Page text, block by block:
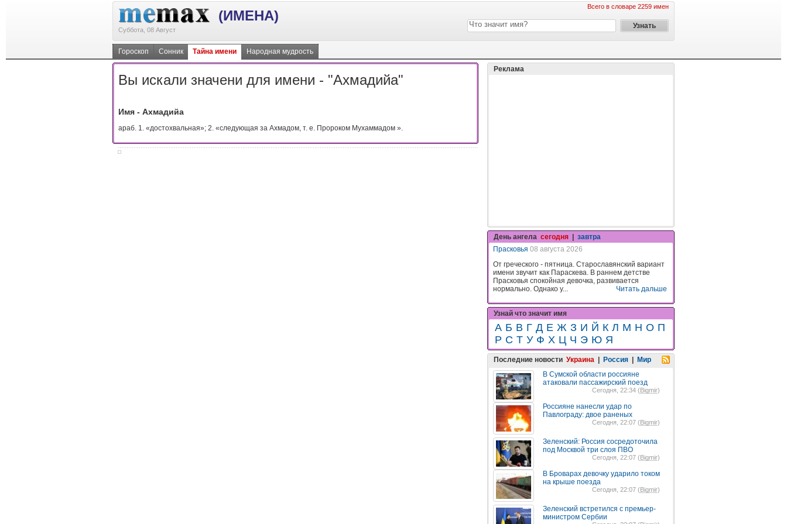
(ИМЕНА)
Суббота, 08 Август
Всего в словаре 2259 имен
Гороскоп Сонник Тайна имени Народная мудрость
Вы искали значени для имени - "Ахмадийа"
Имя - Ахмадийа
араб. 1. «достохвальная»; 2. «следующая за Ахмадом, т. е. Пророком Мухаммадом ».
Реклама
День ангела сегодня
завтра
Прасковья 08 августа 2026
От греческого - пятница. Старославянский вариант
имени звучит как Параскева. В раннем детстве
Прасковья спокойная девочка, развивается
нормально. Однако у...
Читать дальше
Узнай что значит имя
А Б В Г Д Е Ж З И Й К Л М Н О П
Р С Т У Ф Х Ц Ч Э Ю Я
Последние новости Украина | Россия | Мир
В Сумской области россияне
атаковали пассажирский поезд
Сегодня, 22:34 (Bigmir)
Россияне нанесли удар по
Павлограду: двое раненых
Сегодня, 22:07 (Bigmir)
Зеленский: Россия сосредоточила
под Москвой три слоя ПВО
Сегодня, 22:07 (Bigmir)
В Броварах девочку ударило током
на крыше поезда
Сегодня, 22:07 (Bigmir)
Зеленский встретился с премьер-
министром Сербии